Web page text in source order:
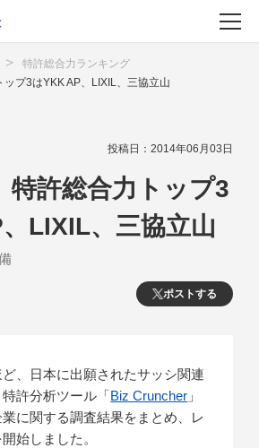
特許総合力ランキング
ップ3はYKK AP、LIXIL、三協立山
投稿日：2014年06月03日
ポストする
特許総合力トップ3
LIXIL、三協立山
、日本に出願されたサッシ関連
許分析ツール「Biz Cruncher 」
に関する調査結果をまとめ、レ
始しました。